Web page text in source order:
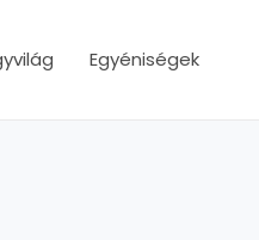
Egyéniségek